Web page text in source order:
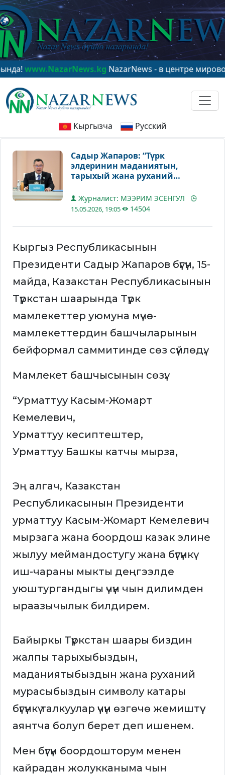
NazarNews - в центре мирового
Кыргызча Русский
Садыр Жапаров: “Түрк
элдеринин маданиятын,
тарыхый жана руханий
жана келечек муундарга
өткөрүп берүү – бүгүнкү
замандын маанилүү милдети
болуп саналат”
Журналист: МЭЭРИМ ЭСЕНГУЛ
15.05.2026, 19:05 14504
Кыргыз Республикасынын
Президенти Садыр Жапаров бүгүн, 15-
майда, Казакстан Республикасынын
Түркстан шаарында Түрк
мамлекеттер уюмуна мүчө-
мамлекеттердин башчыларынын
бейформал саммитинде сөз сүйлөдү.
Мамлекет башчысынын сөзү:
“Урматтуу Касым-Жомарт
Кемелевич,
Урматтуу кесиптештер,
Урматтуу Башкы катчы мырза,
Эң алгач, Казакстан
Республикасынын Президенти
урматтуу Касым-Жомарт Кемелевич
мырзага жана боордош казак элине
жылуу меймандостугу жана бүгүнкү
иш-чараны мыкты деңгээлде
уюштургандыгы үчүн чын дилимден
ыраазычылык билдирем.
Байыркы Түркстан шаары биздин
жалпы тарыхыбыздын,
маданиятыбыздын жана руханий
мурасыбыздын символу катары
бүгүнкү талкуулар үчүн өзгөчө жемиштүү
аянтча болуп берет деп ишенем.
Мен бүгүн боордошторум менен
кайрадан жолукканыма чын